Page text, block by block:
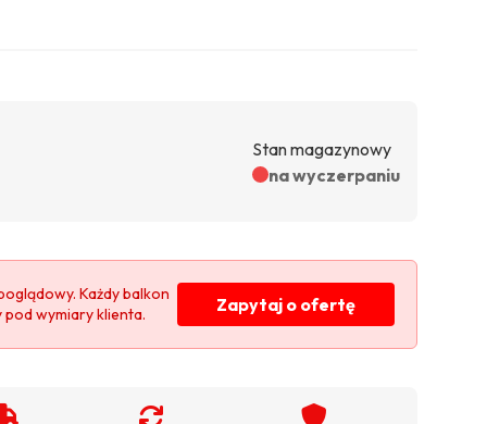
Stan magazynowy
na wyczerpaniu
Każdy balkon
pod wymiary klienta.
Zapytaj o ofertę